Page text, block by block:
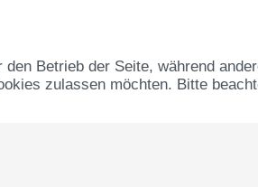
Betrieb der Seite, während
zulassen möchten. Bitte